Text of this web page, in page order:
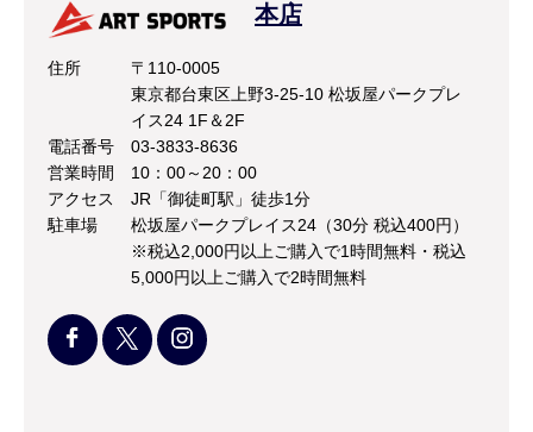
本店
住所
〒110-0005
東京都台東区上野3-25-10 松坂屋パークプレ
イス24 1F＆2F
電話番号
03-3833-8636
営業時間
10：00～20：00
アクセス
JR「御徒町駅」徒歩1分
駐車場
松坂屋パークプレイス24（30分 税込400円）
※税込2,000円以上ご購入で1時間無料・税込
5,000円以上ご購入で2時間無料